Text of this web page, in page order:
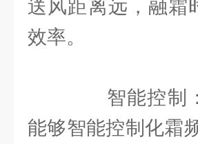
送风距离远，融霜
效率。
智能控制：
能够智能控制化霜